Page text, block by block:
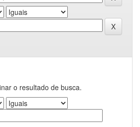
o resultado de busca.